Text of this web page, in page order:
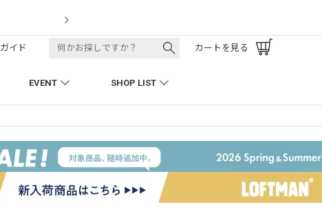
EVENT SHOP LIST
イド カートを見る